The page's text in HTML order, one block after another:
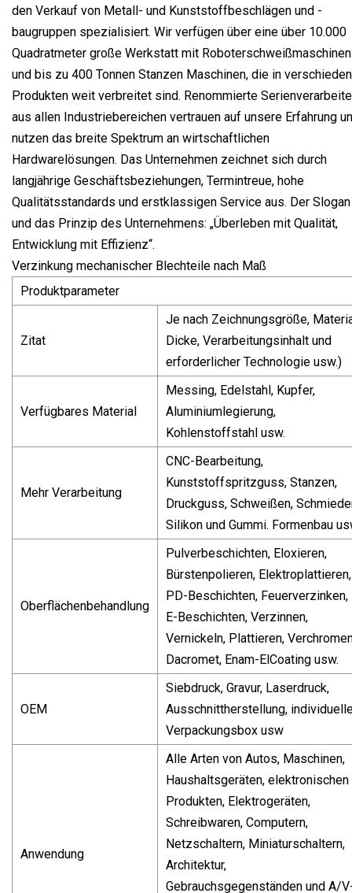
den Verkauf von Metall- und Kunststoffbeschlägen und -
baugruppen spezialisiert. Wir verfügen über eine über 10.000
Quadratmeter große Werkstatt mit Roboterschweißmaschinen
und bis zu 400 Tonnen Stanzen Maschinen, die in
Produkten weit verbreitet sind. Renommierte
aus allen Industriebereichen vertrauen auf unsere Erfahrung
nutzen das breite Spektrum an wirtschaftlichen
Hardwarelösungen. Das Unternehmen zeichnet sich durch
langjährige Geschäftsbeziehungen, Termintreue, hohe
Qualitätsstandards und erstklassigen Service aus. Der Slogan
und das Prinzip des Unternehmens: „Überleben mit Qualität,
Entwicklung mit Effizienz“.
Verzinkung mechanischer Blechteile nach Maß
Produktparameter
Zitat
Je nach Zeichnungsgröße,
Dicke, Verarbeitungsinhalt und
erforderlicher Technologie usw.)
Verfügbares Material
Messing, Edelstahl, Kupfer,
Aluminiumlegierung,
Kohlenstoffstahl usw.
Mehr Verarbeitung
CNC-Bearbeitung,
Kunststoffspritzguss, Stanzen,
Druckguss, Schweißen,
Silikon und Gummi. Formenbau
Oberflächenbehandlung
Pulverbeschichten, Eloxieren,
Bürstenpolieren, Elektroplattieren,
PD-Beschichten, Feuerverzinken,
E-Beschichten, Verzinnen,
Vernickeln, Plattieren,
Dacromet, Enam-ElCoating usw.
OEM
Siebdruck, Gravur, Laserdruck,
Ausschnittherstellung,
Verpackungsbox usw
Anwendung
Alle Arten von Autos, Maschinen,
Haushaltsgeräten, elektronischen
Produkten, Elektrogeräten,
Schreibwaren, Computern,
Netzschaltern, Miniaturschaltern,
Architektur,
Gebrauchsgegenständen und A/